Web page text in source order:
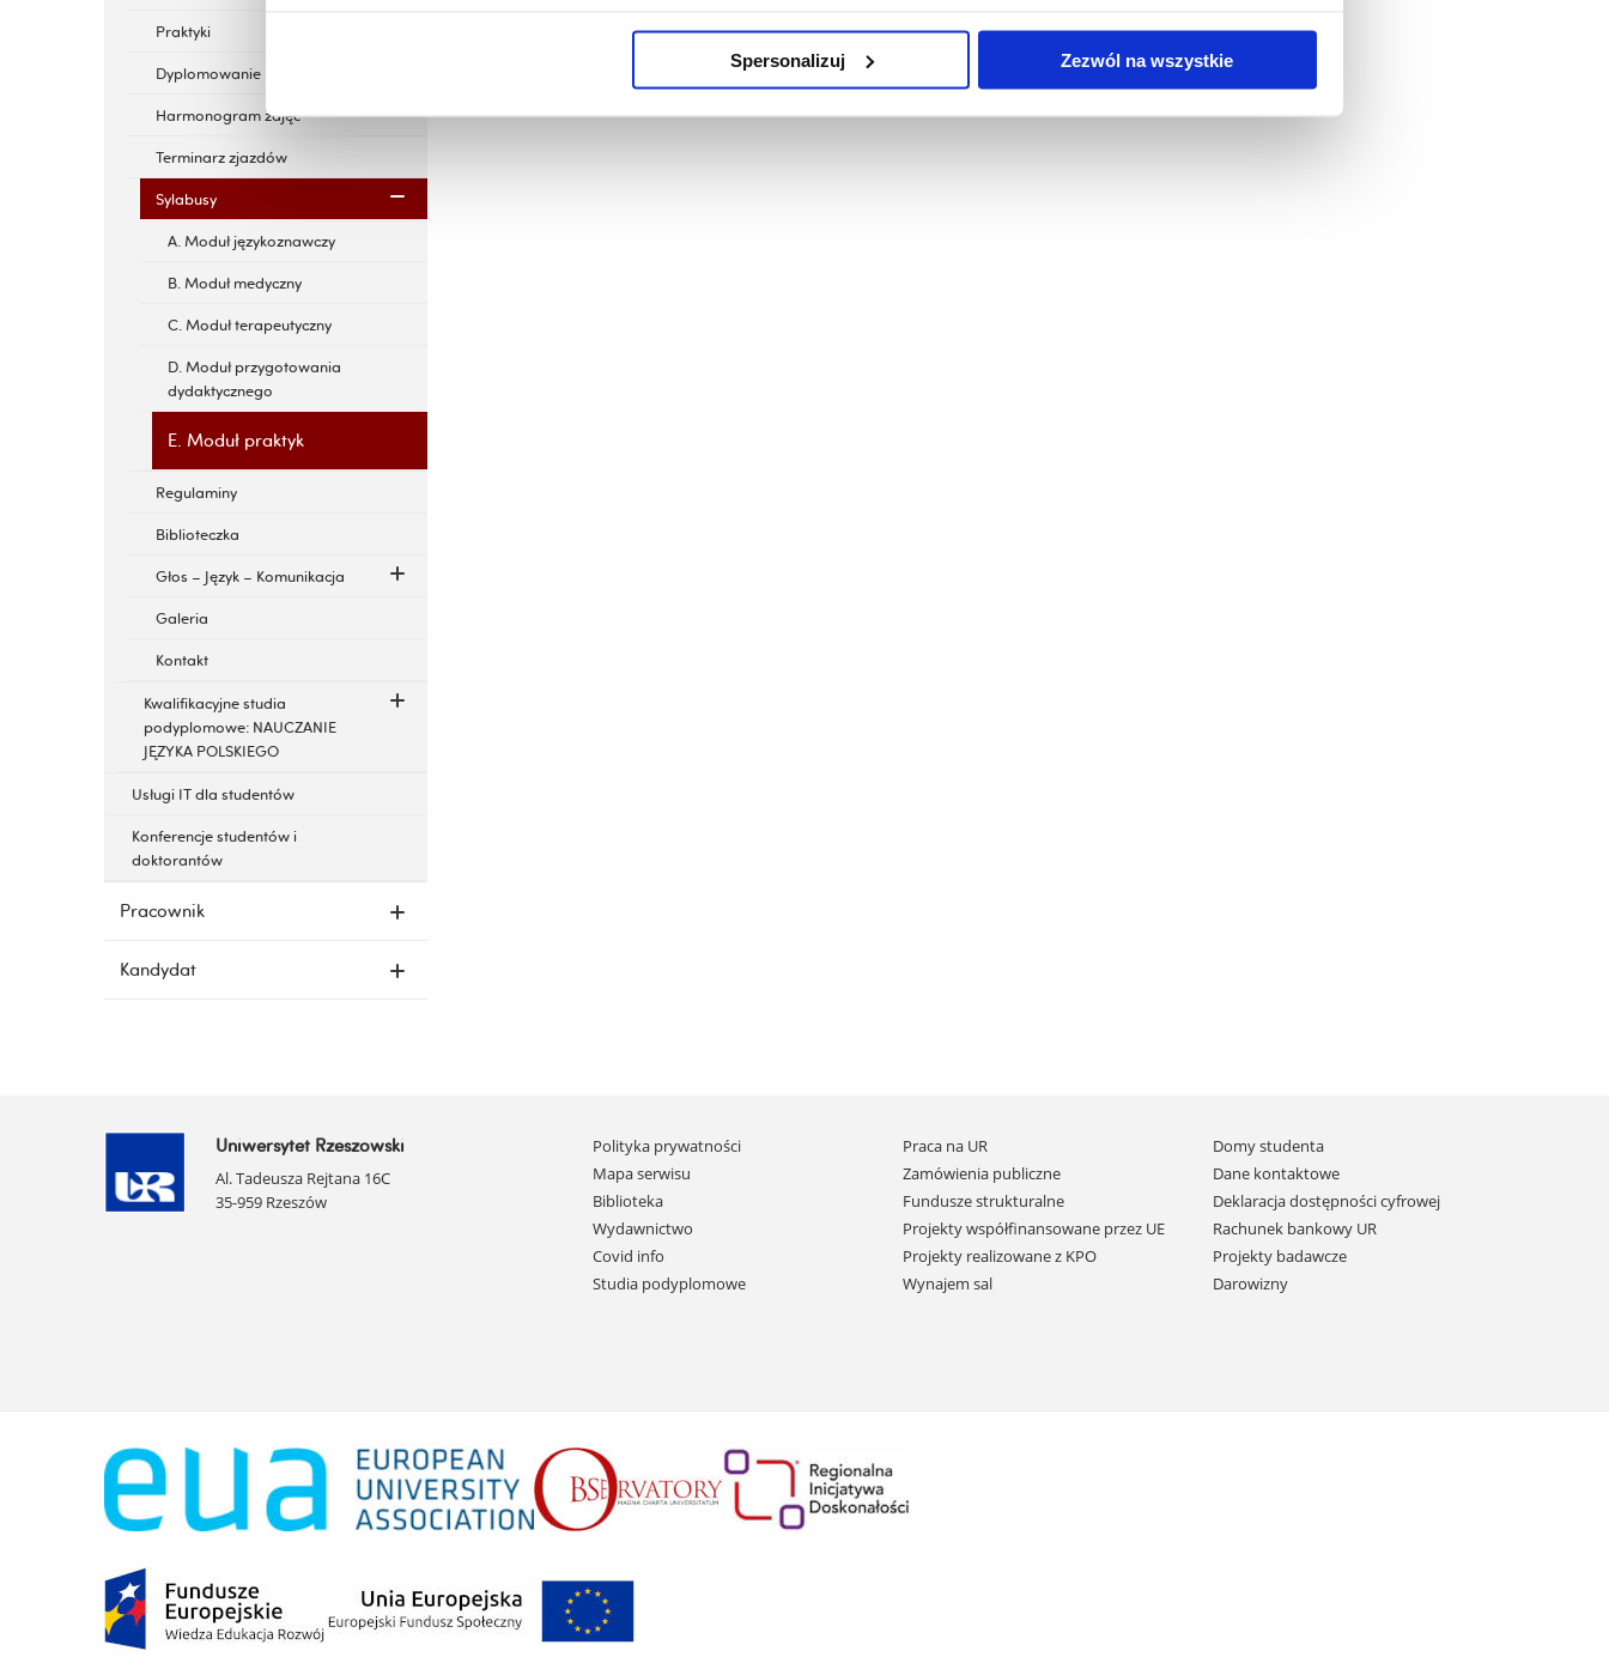
Spersonalizuj Zezwól na wszystkie
Praktyki
Dyplomowanie
Harmonogram zajęć
Terminarz zjazdów
Sylabusy
A. Moduł językoznawczy
B. Moduł medyczny
C. Moduł terapeutyczny
D. Moduł przygotowania
dydaktycznego
E. Moduł praktyk
Regulaminy
Biblioteczka
Głos – Język – Komunikacja
Galeria
Kontakt
Kwalifikacyjne studia
podyplomowe: NAUCZANIE
JĘZYKA POLSKIEGO
Usługi IT dla studentów
Konferencje studentów i
doktorantów
Pracownik
Kandydat
Uniwersytet Rzeszowski
Al. Tadeusza Rejtana 16C
35-959 Rzeszów
Pomiń
nawigację
i
przejdź
do
treści
Polityka prywatności
Mapa serwisu
Biblioteka
Wydawnictwo
Covid info
Studia podyplomowe
Praca na UR
Zamówienia publiczne
Fundusze strukturalne
Projekty współfinansowane przez UE
Projekty realizowane z KPO
Wynajem sal
Domy studenta
Dane kontaktowe
Deklaracja dostępności cyfrowej
Rachunek bankowy UR
Projekty badawcze
Darowizny